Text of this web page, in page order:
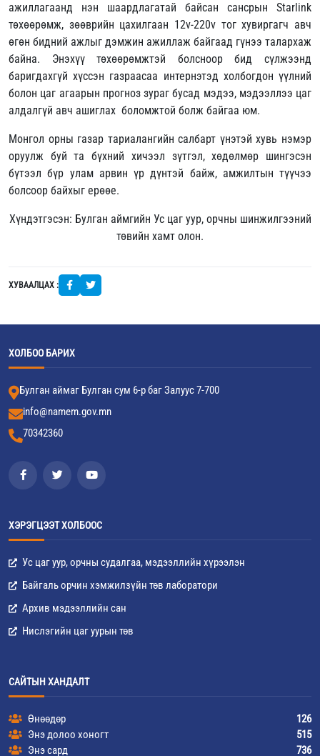
ажиллагаанд нэн шаардлагатай байсан сансрын Starlink
төхөөрөмж, зөөврийн цахилгаан 12v-220v тог хувиргагч авч
өгөн бидний ажлыг дэмжин ажиллаж байгаад гүнээ талархаж
байна. Энэхүү төхөөрөмжтэй болсноор бид сүлжээнд
баригдахгүй хүссэн газраасаа интернэтэд холбогдон үүлний
болон цаг агаарын прогноз зураг бусад мэдээ, мэдээллээ цаг
алдалгүй авч ашиглах боломжтой болж байгаа юм.
Монгол орны газар тариалангийн салбарт үнэтэй хувь нэмэр
оруулж буй та бүхний хичээл зүтгэл, хөдөлмөр шингэсэн
бүтээл бүр улам арвин үр дүнтэй байж, амжилтын түүчээ
болсоор байхыг ерөөе.
Хүндэтгэсэн: Булган аймгийн Ус цаг уур, орчны шинжилгээний
төвийн хамт олон.
ХУВААЛЦАХ :
ХОЛБОО БАРИХ
Булган аймаг Булган сум 6-р баг Залуус 7-700
info@namem.gov.mn
70342360
ХЭРЭГЦЭЭТ ХОЛБООС
Ус цаг уур, орчны судалгаа, мэдээллийн хүрээлэн
Байгаль орчин хэмжилзүйн төв лаборатори
Архив мэдээллийн сан
Нислэгийн цаг уурын төв
САЙТЫН ХАНДАЛТ
Өнөөдөр
126
Энэ долоо хоногт
515
Энэ сард
736